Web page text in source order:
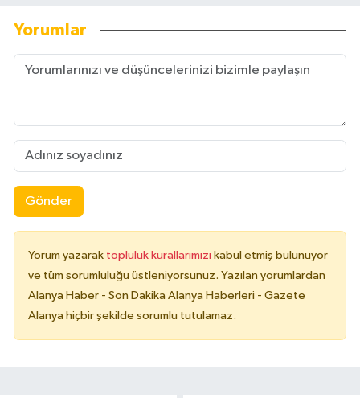
Yorumlar
Gönder
Yorum yazarak topluluk kurallarımızı kabul etmiş bulunuyor
ve tüm sorumluluğu üstleniyorsunuz. Yazılan yorumlardan
Alanya Haber - Son Dakika Alanya Haberleri - Gazete
Alanya hiçbir şekilde sorumlu tutulamaz.